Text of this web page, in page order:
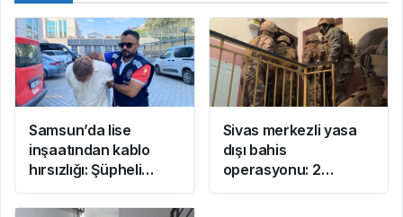
Samsun’da lise
inşaatından kablo
hırsızlığı: Şüpheli
yakalandı
Sivas merkezli yasa
dışı bahis
operasyonu: 2
tutuklama